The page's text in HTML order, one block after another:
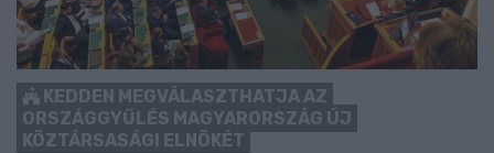
KEDDEN MEGVÁLASZTHATJA AZ
ORSZÁGGYŰLÉS MAGYARORSZÁG ÚJ
KÖZTÁRSASÁGI ELNÖKÉT